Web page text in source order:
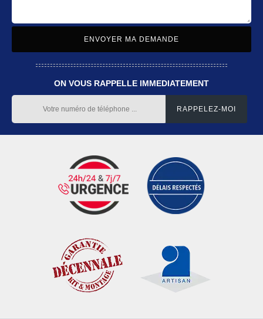
ON VOUS RAPPELLE IMMEDIATEMENT